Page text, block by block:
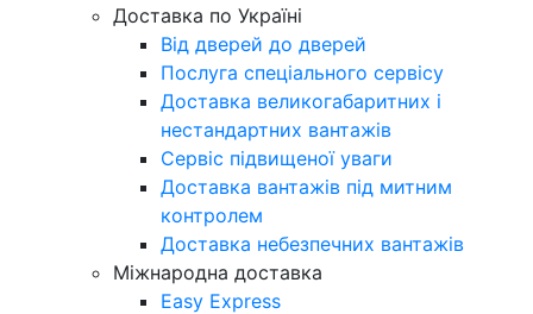
Доставка по Україні
Від дверей до дверей
Послуга спеціального сервісу
Доставка великогабаритних і
нестандартних вантажів
Сервіс підвищеної уваги
Доставка вантажів під митним
контролем
Доставка небезпечних вантажів
Міжнародна доставка
Easy Express